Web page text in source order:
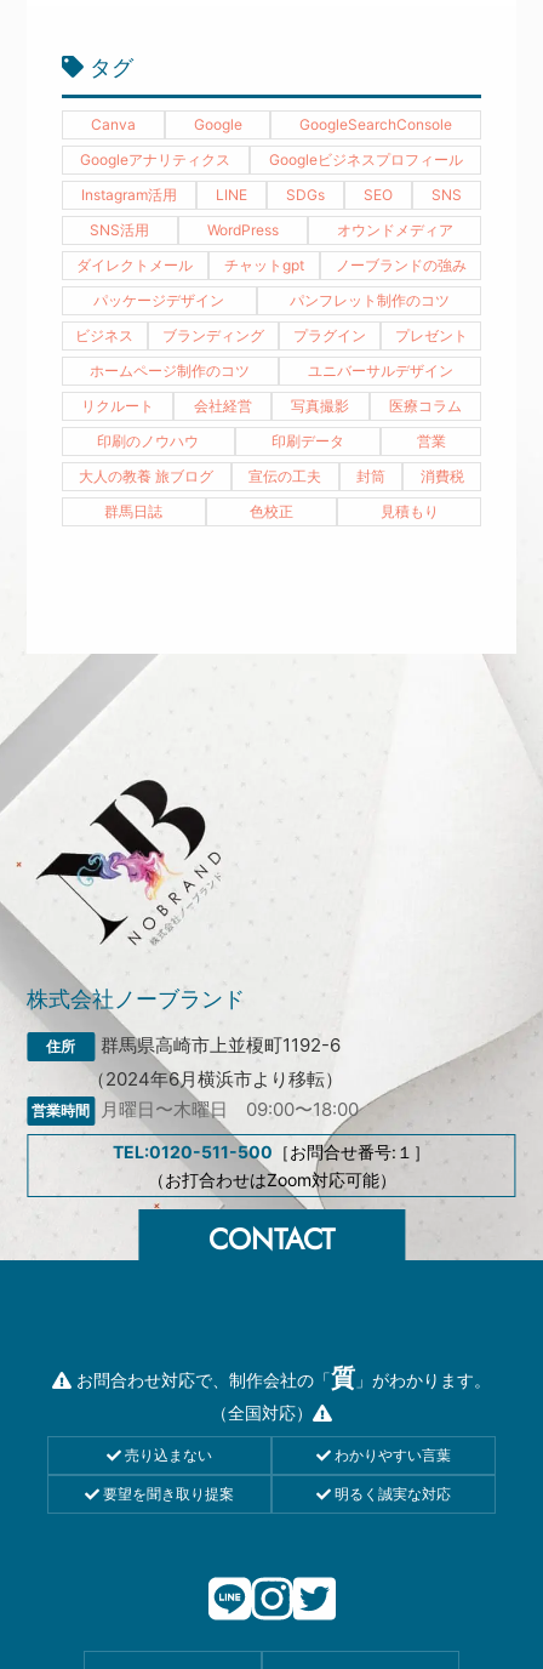
タグ
Canva Google
GoogleSearchConsole
Googleアナリティクス
Googleビジネスプロフィール
Instagram活用
LINE SDGs SEO
SNS
SNS活用
WordPress
オウンドメディア
ダイレクトメール
チャットgpt
ノーブランドの強み
パッケージデザイン
パンフレット制作のコツ
ビジネス
ブランディング プラグイン
プレゼント
ホームページ制作のコツ
ユニバーサルデザイン
リクルート
会社経営 写真撮影
医療コラム
印刷のノウハウ
印刷データ
営業
大人の教養 旅ブログ
宣伝の工夫 封筒
消費税
群馬日誌
色校正 見積もり
株式会社ノーブランド
群馬県高崎市上並榎町1192-6
（2024年6月横浜市より移転）
月曜日〜木曜日 09:00〜18:00
TEL:0120-511-500 ［お問合せ番号:１］
（お打合わせはZoom対応可能）
お問合わせ対応で、制作会社の「質 」がわかります。
（全国対応）
売り込まない わかりやすい言葉
要望を聞き取り提案 明るく誠実な対応